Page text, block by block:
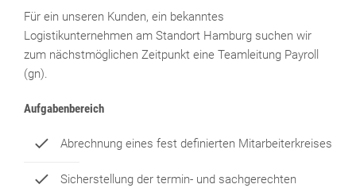
Für ein unseren Kunden, ein bekanntes
Logistikunternehmen am Standort Hamburg suchen wir
zum nächstmöglichen Zeitpunkt eine Teamleitung Payroll
(gn).
Aufgabenbereich
Abrechnung eines fest definierten Mitarbeiterkreises
Sicherstellung der termin- und sachgerechten